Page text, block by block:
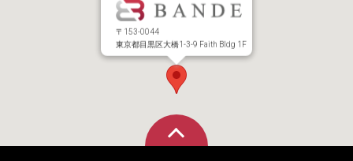
〒153-0044
東京都目黒区大橋1-3-9 Faith Bldg 1F